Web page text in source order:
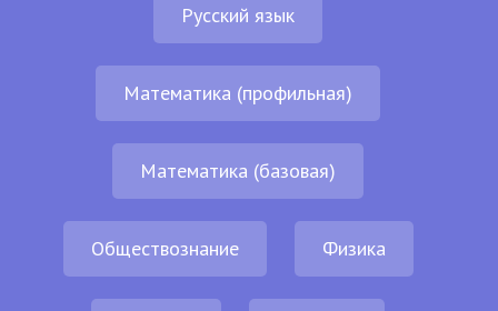
Русский язык
Математика (профильная)
Математика (базовая)
Обществознание Физика